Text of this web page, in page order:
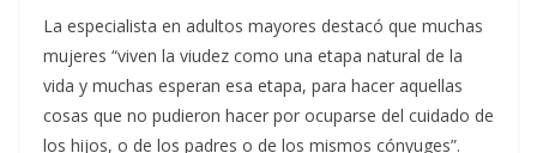
La especialista en adultos mayores destacó que muchas
mujeres “viven la viudez como una etapa natural de la
vida y muchas esperan esa etapa, para hacer aquellas
cosas que no pudieron hacer por ocuparse del cuidado de
los hijos, o de los padres o de los mismos cónyuges”.